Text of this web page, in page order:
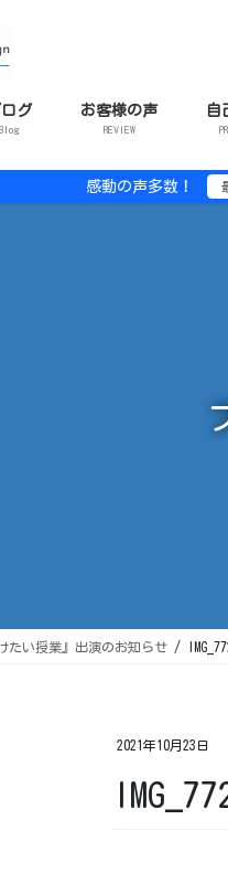
ログ
Blog
お客様の声
REVIEW
自
感動の声多数！
たい授業』出演のお知らせ
2021年10月23日